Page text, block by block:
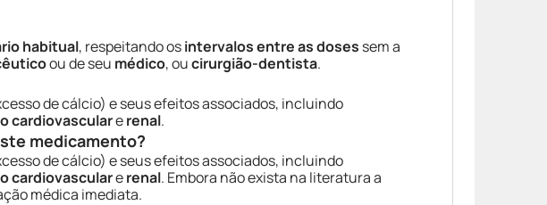
habitual, respeitando osintervalos entre as doses sem a
ou de seu médico, oucirurgião-dentista.
de cálcio) e seus efeitos associados, incluindo
cardiovascularerenal.
medicamento?
de cálcio) e seus efeitos associados, incluindo
cardiovascularerenal. Embora não exista na literatura a
médica imediata.